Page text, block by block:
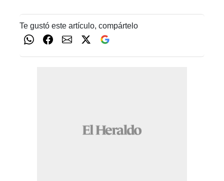
Te gustó este artículo, compártelo